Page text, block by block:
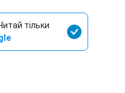
тільки